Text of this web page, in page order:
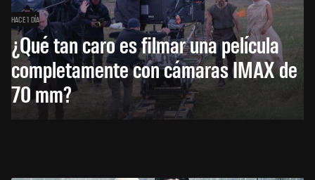
HACE 1 DÍA
¿Qué tan caro es filmar una película
completamente con cámaras IMAX de
70 mm?